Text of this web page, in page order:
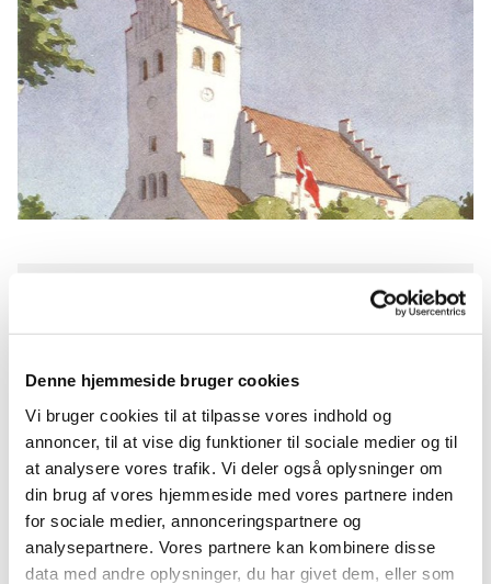
Denne hjemmeside bruger cookies
Vi bruger cookies til at tilpasse vores indhold og
annoncer, til at vise dig funktioner til sociale medier og til
at analysere vores trafik. Vi deler også oplysninger om
din brug af vores hjemmeside med vores partnere inden
for sociale medier, annonceringspartnere og
analysepartnere. Vores partnere kan kombinere disse
data med andre oplysninger, du har givet dem, eller som
Søndag 6. september 2026, kl. 10:30
Grøndalskirken, Hulgårdsvej 2, 2400
København NV
Tine Vængtoft Kristensen og Ulla Toft